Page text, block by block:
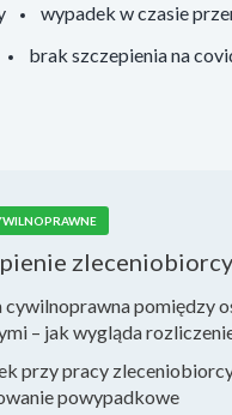
wypadek w czasie
brak szczepienia na
cywilnoprawna pomiędzy
– jak wygląda
przy pracy
powypadkowe